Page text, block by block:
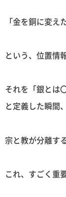
「金を銅に変え
という、位置情
それを「銀とは
と定義した瞬間
宗と教が分離す
これ、すごく重要